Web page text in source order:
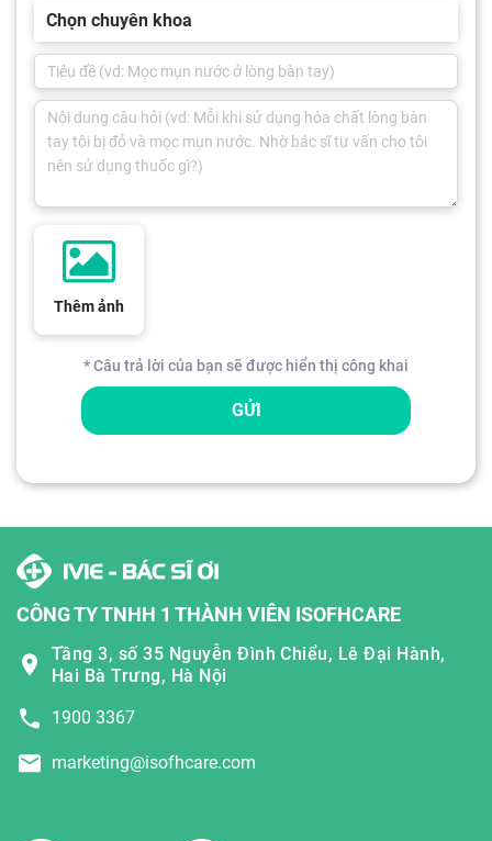
Chọn chuyên khoa
Thêm ảnh
* Câu trả lời của bạn sẽ được hiển thị công khai
GỬI
CÔNG TY TNHH 1 THÀNH VIÊN ISOFHCARE
Tầng 3, số 35 Nguyễn Đình Chiểu, Lê Đại Hành,
Hai Bà Trưng, Hà Nội
1900 3367
marketing@isofhcare.com